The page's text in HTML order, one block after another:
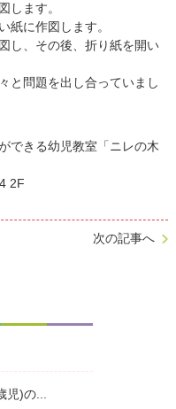
します。
紙に作図します。
し、その後、折り紙を開い
と問題を出し合っていまし
できる幼児教室「ニレの木
2F
次の記事へ
児)の...